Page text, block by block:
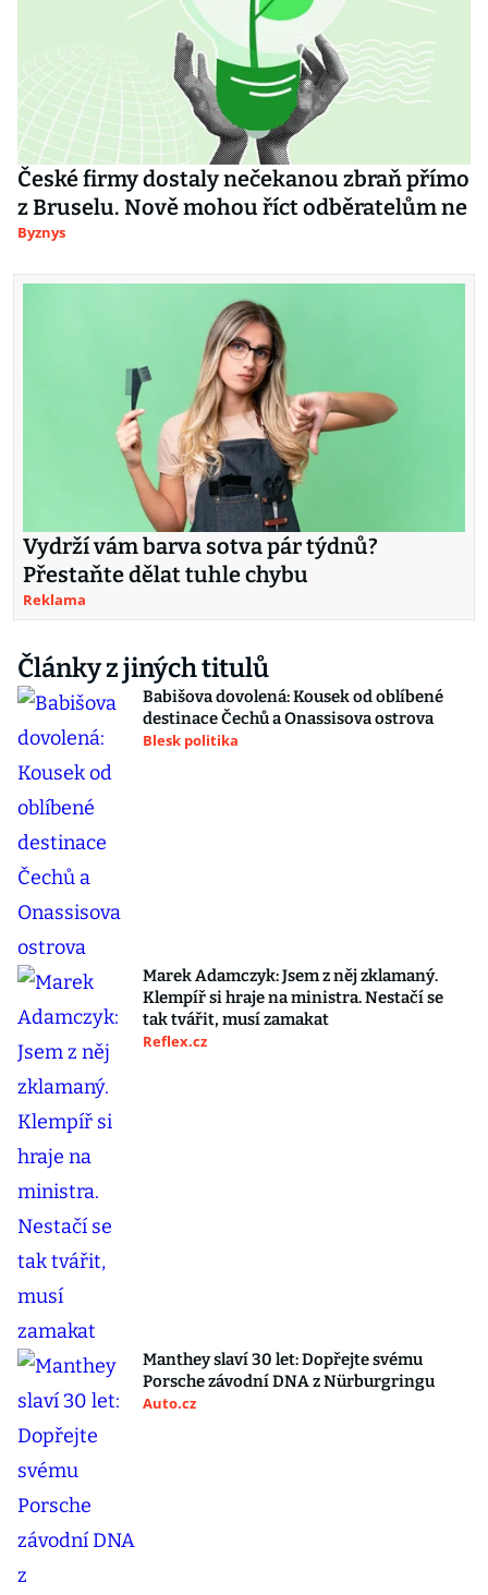
České firmy dostaly nečekanou zbraň přímo
z Bruselu. Nově mohou říct odběratelům ne
Byznys
Vydrží vám barva sotva pár týdnů?
Přestaňte dělat tuhle chybu
Reklama
Články z jiných titulů
Babišova dovolená: Kousek od oblíbené
destinace Čechů a Onassisova ostrova
Blesk politika
Marek Adamczyk: Jsem z něj zklamaný.
Klempíř si hraje na ministra. Nestačí se
tak tvářit, musí zamakat
Reflex.cz
Manthey slaví 30 let: Dopřejte svému
Porsche závodní DNA z Nürburgringu
Auto.cz